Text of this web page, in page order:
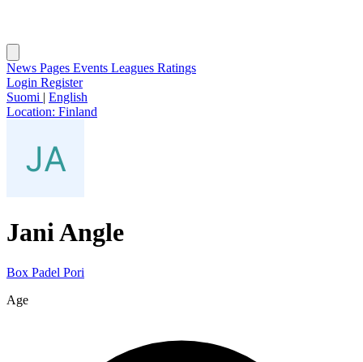
News Pages Events Leagues Ratings
Login Register
Suomi | English
Location: Finland
JaniAngle
Box Padel Pori
Age